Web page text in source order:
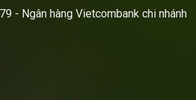
- Ngân hàng Vietcombank chi nhánh